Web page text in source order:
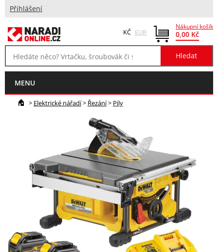
Přihlášení
Nákupní košík
0,00 Kč
KČ EUR
MENU
> Elektrické nářadí> Řezání> Pily